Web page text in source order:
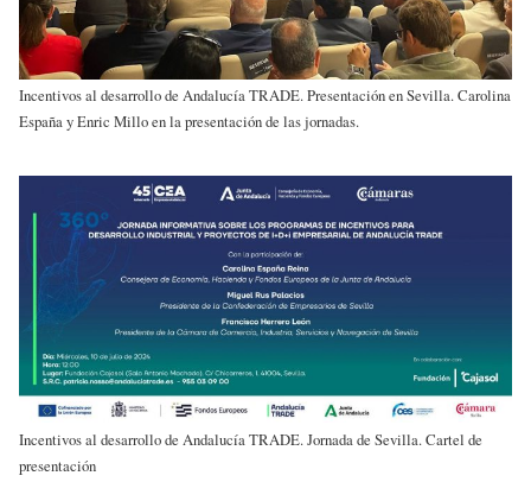
Incentivos al desarrollo de Andalucía TRADE. Presentación en Sevilla. Carolina
España y Enric Millo en la presentación de las jornadas.
Incentivos al desarrollo de Andalucía TRADE. Jornada de Sevilla. Cartel de
presentación